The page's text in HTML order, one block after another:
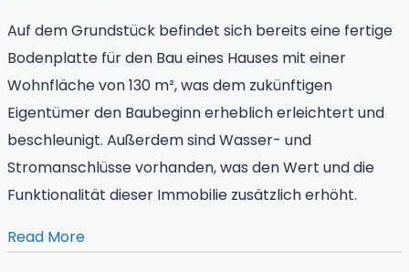
Auf dem Grundstück befindet sich bereits eine fertige
Bodenplatte für den Bau eines Hauses mit einer
Wohnfläche von 130 m², was dem zukünftigen
Eigentümer den Baubeginn erheblich erleichtert und
beschleunigt. Außerdem sind Wasser- und
Stromanschlüsse vorhanden, was den Wert und die
Funktionalität dieser Immobilie zusätzlich erhöht.
Read More